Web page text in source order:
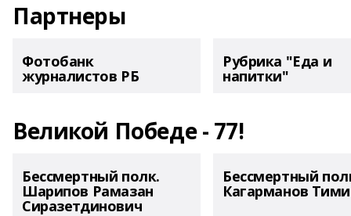
Партнеры
Фотобанк
журналистов РБ
Рубрика "Еда и
напитки"
Великой Победе - 77!
Бессмертный полк.
Шарипов Рамазан
Сиразетдинович
Бессмертный
Кагарманов